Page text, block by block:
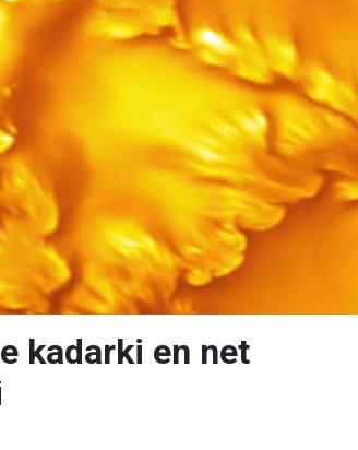
kadarki en net